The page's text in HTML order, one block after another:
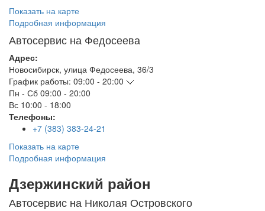
Показать на карте
Подробная информация
Автосервис на Федосеева
Адрес:
Новосибирск, улица Федосеева, 36/3
График работы: 09:00 - 20:00
Пн - Сб 09:00 - 20:00
Вс 10:00 - 18:00
Телефоны:
+7 (383) 383-24-21
Показать на карте
Подробная информация
Дзержинский район
Автосервис на Николая Островского